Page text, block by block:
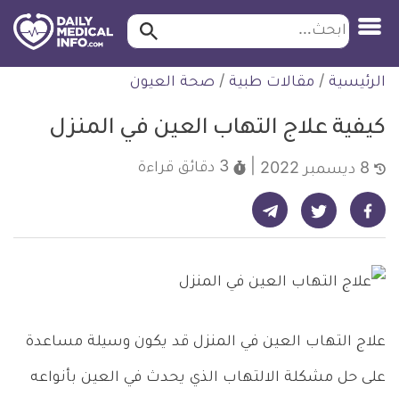
التخطي
للمحتوى
ابحث ابحث…
الرئيسية / مقالات طبية / صحة العيون
كيفية علاج التهاب العين في المنزل
3 دقائق قراءة
شارك على فيسبوك - ديلي ميديكال انفو شارك على تويتر - ديلي ميديكال انفو شارك على تيليجرام - ديلي ميديكال انفو
علاج التهاب العين في المنزل قد يكون وسيلة مساعدة
على حل مشكلة الالتهاب الذي يحدث في العين بأنواعه